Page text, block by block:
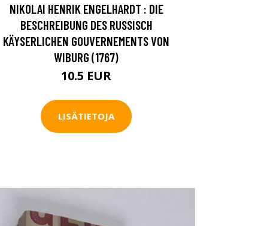
NIKOLAI HENRIK ENGELHARDT : DIE
BESCHREIBUNG DES RUSSISCH
KÄYSERLICHEN GOUVERNEMENTS VON
WIBURG (1767)
10.5 EUR
LISÄTIETOJA